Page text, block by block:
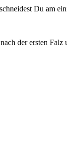
Du am
der ersten